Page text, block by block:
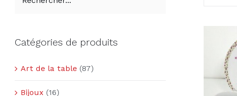
Catégories de produits
Art de la table (87)
Bijoux (16)